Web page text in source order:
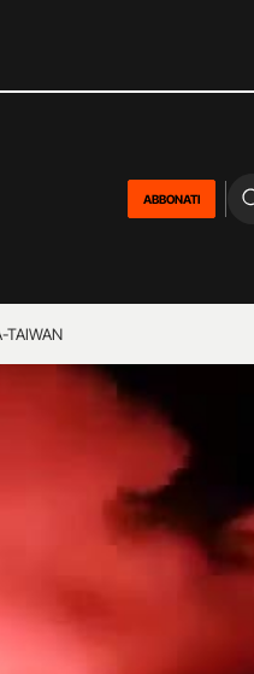
ABBONATI
TAIWAN